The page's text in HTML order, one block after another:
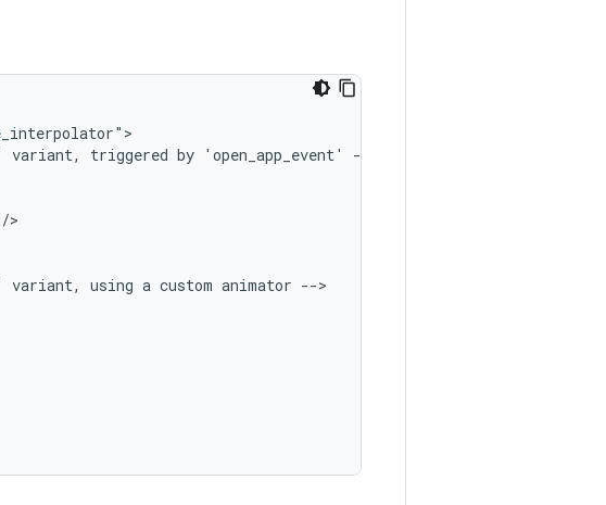
variant, triggered by 'open_app_event'
variant, using a custom animator